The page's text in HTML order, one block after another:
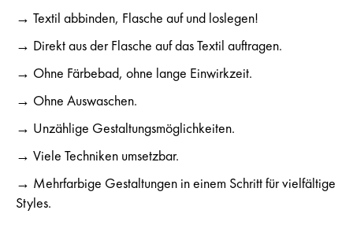
→ Textil abbinden, Flasche auf und loslegen!
→ Direkt aus der Flasche auf das Textil auftragen.
→ Ohne Färbebad, ohne lange Einwirkzeit.
→ Ohne Auswaschen.
→ Unzählige Gestaltungsmöglichkeiten.
→ Viele Techniken umsetzbar.
→ Mehrfarbige Gestaltungen in einem Schritt für vielfältige
Styles.